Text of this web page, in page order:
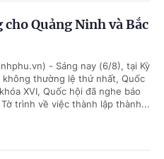
Quảng Ninh và Bắc
- Sáng nay (6/8), tại Kỳ
không thường lệ thứ nhất, Quốc
XVI, Quốc hội đã nghe báo
trình về việc thành lập thành...